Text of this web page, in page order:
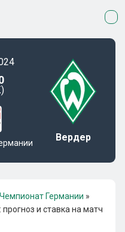
Вердер
Чемпионат Германии »
и ставка на матч